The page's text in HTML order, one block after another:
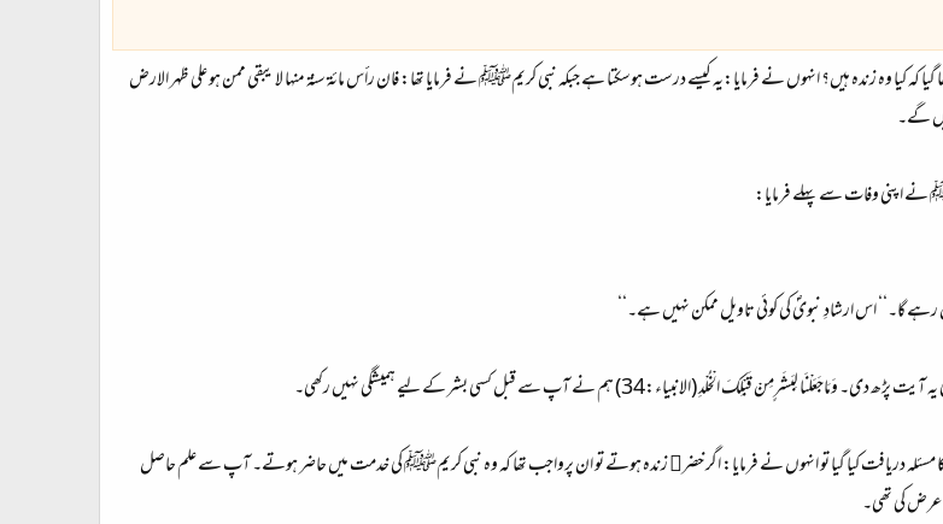
وہ زندہ ہیں؟ انہوں نے فرمایا:یہ کیسے درست ہوسکتا ہے جبکہ نبی کریمﷺ نے فرمایا تھا: فان رأس مائة سنة منها لا يبقى ممن هو على ظهر الارض
گے۔
اپنی وفات سے پہلے فرمایا:
گا۔‘‘ اس ارشادِ نبویؐ کی کوئی تاویل ممکن نہیں ہے۔‘‘
الْخُلْدِ (الانبياء:34) ہم نے آپ سے قبل کسی بشر کے لیے ہمیشگی نہیں رکھی۔
کا مسئلہ دریافت کیا گیا تو انہوں نے فرمایا: اگر خضر﷤ زندہ ہوتے تو ان پرواجب تھا کہ وہ نبی کریمﷺ کی خدمت میں حاضر ہوتے۔ آپ سے علم حاصل
کی تھی۔